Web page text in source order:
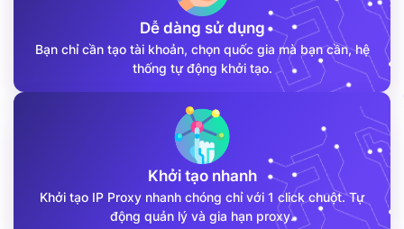
Dễ dàng sử dụng
Bạn chỉ cần tạo tài khoản, chọn quốc gia mà bạn cần, hệ
thống tự động khởi tạo.
Khởi tạo nhanh
Khởi tạo IP Proxy nhanh chóng chỉ với 1 click chuột. Tự
động quản lý và gia hạn proxy.